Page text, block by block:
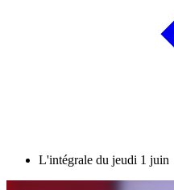
L'intégrale du jeudi 1 juin